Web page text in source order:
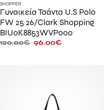
SHOPPER
Γυναικεία Τσάντα U.S Polo
FW 25 26/Clark Shopping
BIU0K8853WVP000
120.00€ 96.00€